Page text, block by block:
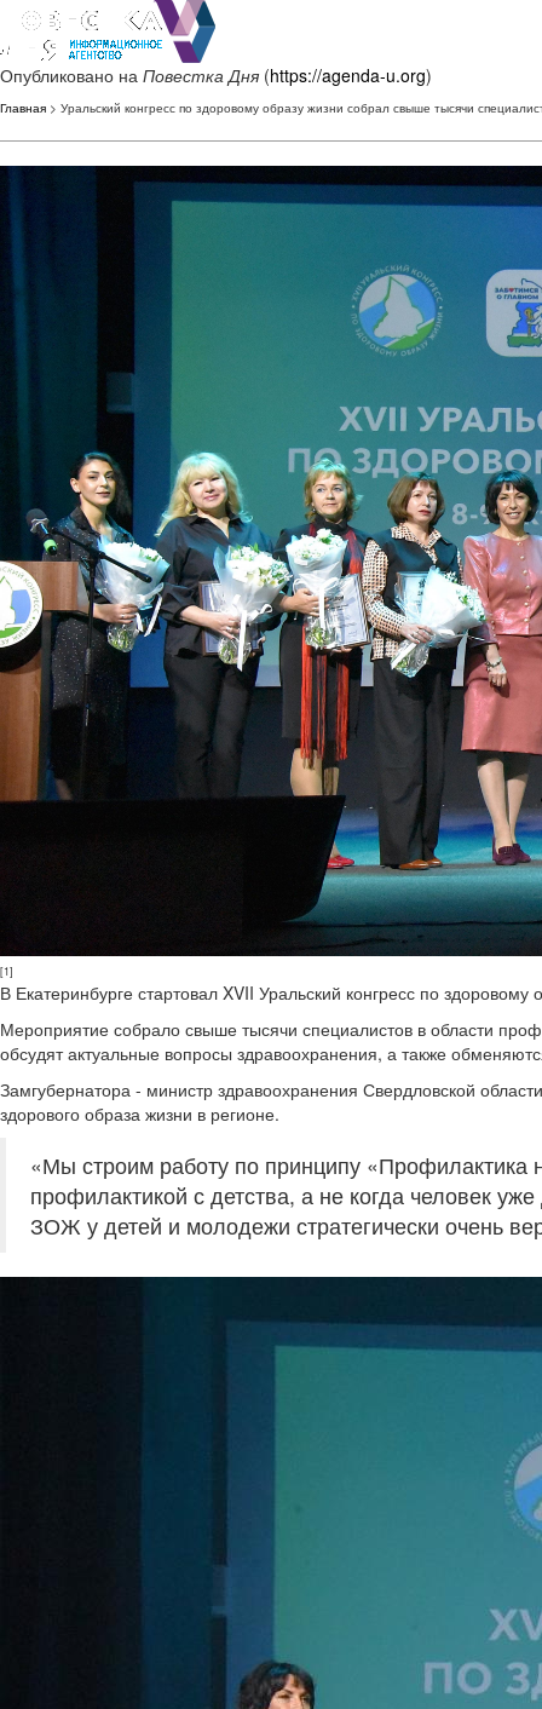
Опубликовано на Повестка Дня (https://agenda-u.org)
Главная > Уральский конгресс по здоровому образу жизни собрал свыше тысячи
[1]
В Екатеринбурге стартовал XVII Уральский конгресс по здоровому
Мероприятие собрало свыше тысячи специалистов в области
обсудят актуальные вопросы здравоохранения, а также
Замгубернатора - министр здравоохранения Свердловской
здорового образа жизни в регионе.
«Мы строим работу по принципу «Профилактика
профилактикой с детства, а не когда человек
ЗОЖ у детей и молодежи стратегически очень